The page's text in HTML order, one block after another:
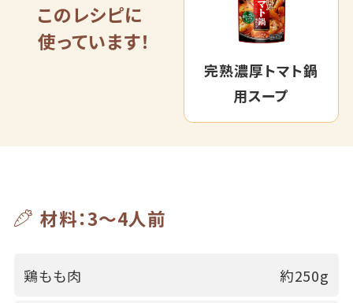
このレシピに
使っています！
完熟濃厚トマト鍋
用スープ
材料：3～4人前
鶏もも肉 約250g